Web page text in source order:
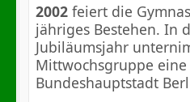
2002feiert die
jähriges Bestehen. In
Jubiläumsjahr
Mittwochsgruppe eine
Bundeshauptstadt